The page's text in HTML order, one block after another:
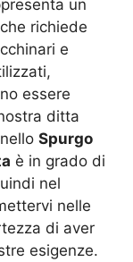
un
richiede
e
essere
ditta
Spurgo
è in grado di
nel
nelle
di aver
esigenze.